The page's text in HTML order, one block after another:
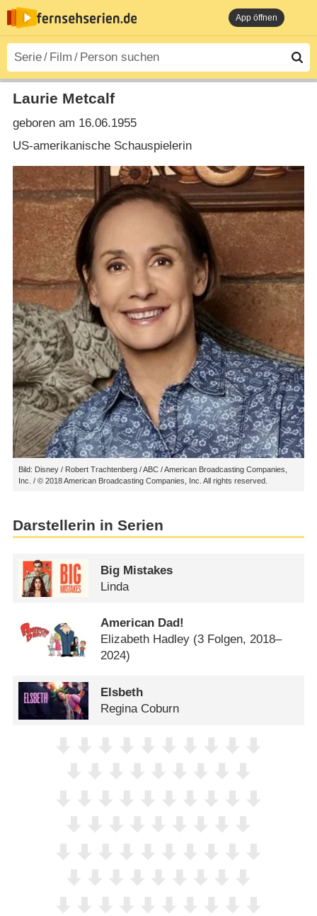
App öffnen
Bild: Disney / Robert Trachtenberg / ABC / American Broadcasting Companies,
Inc. / © 2018 American Broadcasting Companies, Inc. All rights reserved.
Laurie Metcalf
geboren am 16.06.1955
US-amerikanische Schauspielerin
Darstellerin in Serien
Big Mistakes
Linda
American Dad!
Elizabeth Hadley (3 Folgen, 2018–
2024)
Elsbeth
Regina Coburn